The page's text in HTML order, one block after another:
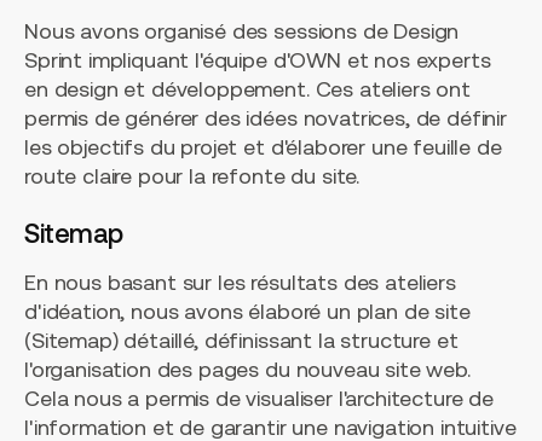
Nous avons organisé des sessions de Design
Sprint impliquant l'équipe d'OWN et nos experts
en design et développement. Ces ateliers ont
permis de générer des idées novatrices, de définir
les objectifs du projet et d'élaborer une feuille de
route claire pour la refonte du site.
Sitemap
En nous basant sur les résultats des ateliers
d'idéation, nous avons élaboré un plan de site
(Sitemap) détaillé, définissant la structure et
l'organisation des pages du nouveau site web.
Cela nous a permis de visualiser l'architecture de
l'information et de garantir une navigation intuitive